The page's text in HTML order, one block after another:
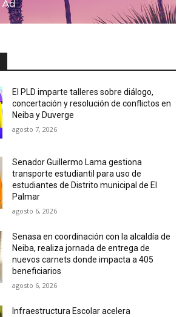
El PLD imparte talleres sobre diálogo,
concertación y resolución de conflictos en
Neiba y Duverge
agosto 7, 2026
Senador Guillermo Lama gestiona
transporte estudiantil para uso de
estudiantes de Distrito municipal de El
Palmar
agosto 6, 2026
Senasa en coordinación con la alcaldía de
Neiba, realiza jornada de entrega de
nuevos carnets donde impacta a 405
beneficiarios
agosto 6, 2026
Infraestructura Escolar acelera